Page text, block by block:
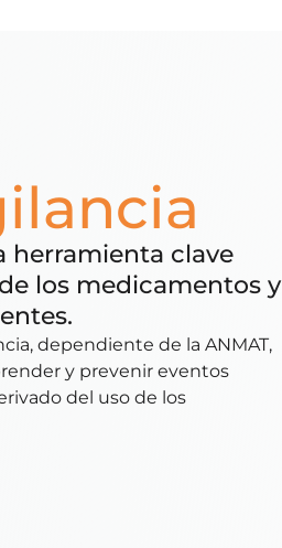
herramienta clave
los medicamentos y
dependiente de la ANMAT,
y prevenir eventos
del uso de los